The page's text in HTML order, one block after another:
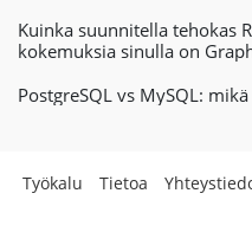
Kuinka suunnitella tehokas
kokemuksia sinulla on
PostgreSQL vs MySQL:
Työkalu Tietoa